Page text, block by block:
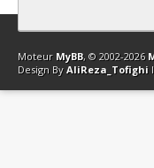
Contact Club
Moteur MyBB, © 2002-2026
Design By AliReza_Tofighi